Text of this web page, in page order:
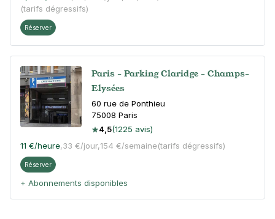
(tarifs dégressifs)
Réserver
Paris - Parking Claridge - Champs-
Elysées
60 rue de Ponthieu
75008 Paris
4,5(1225 avis)
11 €/heure,33 €/jour,154 €/semaine(tarifs dégressifs)
Réserver
+ Abonnements disponibles